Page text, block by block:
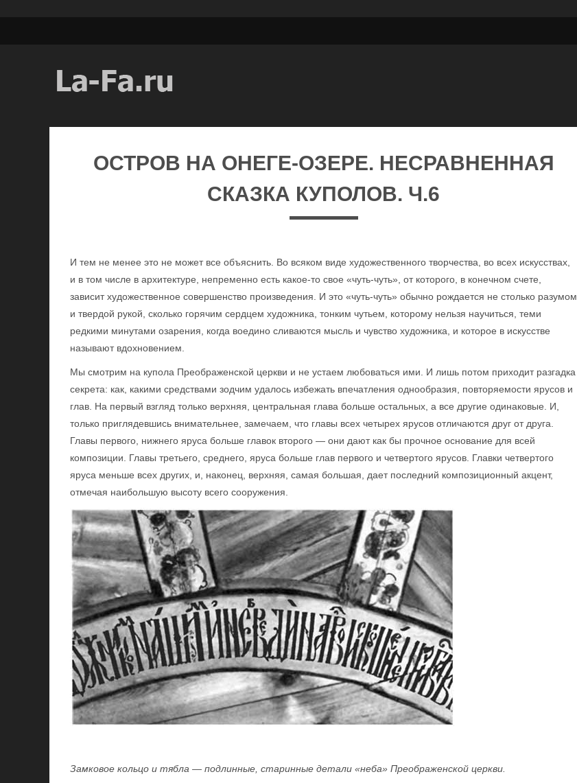
ОСТРОВ НА ОНЕГЕ-ОЗЕРЕ. НЕСРАВНЕННАЯ
СКАЗКА КУПОЛОВ. Ч.6
И тем не менее это не может все объяснить. Во всяком виде художественного творчества, во всех искусствах,
и в том числе в архитектуре, непременно есть какое-то свое «чуть-чуть», от которого, в конечном счете,
зависит художественное совершенство произведения. И это «чуть-чуть» обычно рождается не столько разумом
и твердой рукой, сколько горячим сердцем художника, тонким чутьем, которому нельзя научиться, теми
редкими минутами озарения, когда воедино сливаются мысль и чувство художника, и которое в искусстве
называют вдохновением.
Мы смотрим на купола Преображенской церкви и не устаем любоваться ими. И лишь потом приходит разгадка
секрета: как, какими средствами зодчим удалось избежать впечатления однообразия, повторяемости ярусов и
глав. На первый взгляд только верхняя, центральная глава больше остальных, а все другие одинаковые. И,
только приглядевшись внимательнее, замечаем, что главы всех четырех ярусов отличаются друг от друга.
Главы первого, нижнего яруса больше главок второго — они дают как бы прочное основание для всей
композиции. Главы третьего, среднего, яруса больше глав первого и четвертого ярусов. Главки четвертого
яруса меньше всех других, и, наконец, верхняя, самая большая, дает последний композиционный акцент,
отмечая наибольшую высоту всего сооружения.
Замковое кольцо и тябла — подлинные, старинные детали «неба» Преображенской церкви.